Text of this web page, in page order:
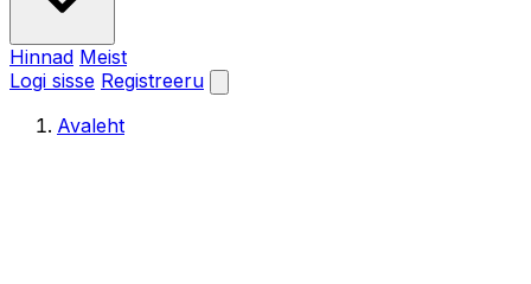
Hinnad Meist
Logi sisse Registreeru
Avaleht